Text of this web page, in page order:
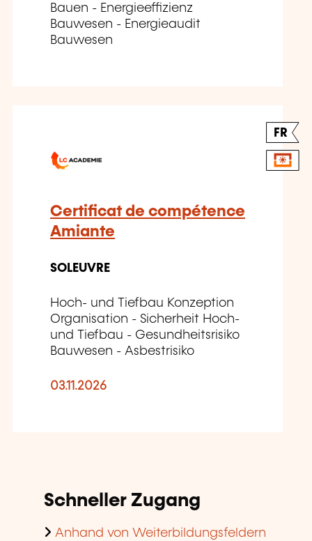
Bauen - Energieeffizienz
Bauwesen - Energieaudit
Bauwesen
FR
Certificat de compétence
Amiante
SOLEUVRE
Hoch- und Tiefbau Konzeption
Organisation - Sicherheit Hoch-
und Tiefbau - Gesundheitsrisiko
Bauwesen - Asbestrisiko
03.11.2026
Schneller Zugang
Anhand von Weiterbildungsfeldern